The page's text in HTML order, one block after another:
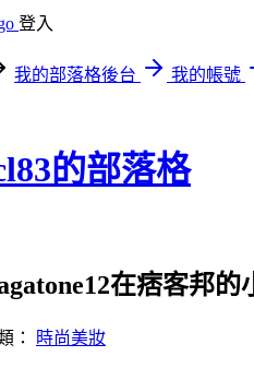
登入
我的部落格後台
我的帳號
的部落格
在痞客邦的
： 時尚美妝